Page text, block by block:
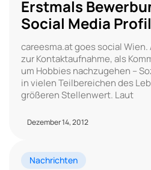
Erstmals
Social Media Profil
careesma.at goes social
zur Kontaktaufnahme, als
um Hobbies nachzugehen –
in vielen Teilbereichen des
größeren Stellenwert. Laut
Dezember 14, 2012
Nachrichten